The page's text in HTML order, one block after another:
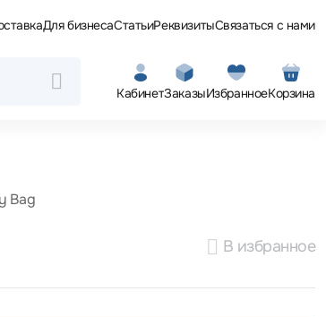
Для бизнесаСтатьиРеквизитыСвязаться с нами
КабинетЗаказыИзбранноеКорзина
Bag
В избранное